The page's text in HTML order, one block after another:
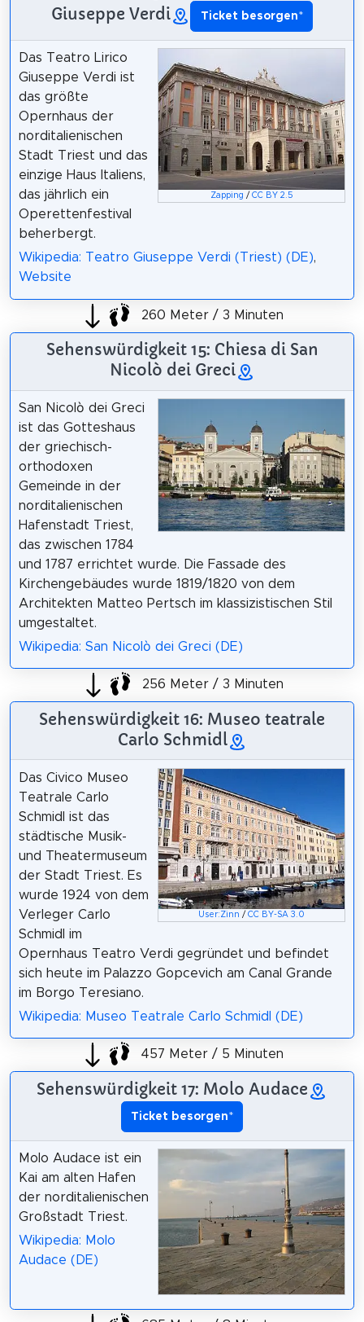
Giuseppe Verdi
Ticket besorgen*
Zapping / CC BY 2.5
Das Teatro Lirico
Giuseppe Verdi ist
das größte
Opernhaus der
norditalienischen
Stadt Triest und das
einzige Haus Italiens,
das jährlich ein
Operettenfestival
beherbergt.
Wikipedia: Teatro Giuseppe Verdi (Triest) (DE),
Website
260 Meter / 3 Minuten
Sehenswürdigkeit 15: Chiesa di San
Nicolò dei Greci
San Nicolò dei Greci
ist das Gotteshaus
der griechisch-
orthodoxen
Gemeinde in der
norditalienischen
Hafenstadt Triest,
das zwischen 1784
und 1787 errichtet wurde. Die Fassade des
Kirchengebäudes wurde 1819/1820 von dem
Architekten Matteo Pertsch im klassizistischen Stil
umgestaltet.
Wikipedia: San Nicolò dei Greci (DE)
256 Meter / 3 Minuten
Sehenswürdigkeit 16: Museo teatrale
Carlo Schmidl
User:Zinn /CC BY-SA 3.0
Das Civico Museo
Teatrale Carlo
Schmidl ist das
städtische Musik-
und Theatermuseum
der Stadt Triest. Es
wurde 1924 von dem
Verleger Carlo
Schmidl im
Opernhaus Teatro Verdi gegründet und befindet
sich heute im Palazzo Gopcevich am Canal Grande
im Borgo Teresiano.
Wikipedia: Museo Teatrale Carlo Schmidl (DE)
457 Meter / 5 Minuten
Sehenswürdigkeit 17: Molo Audace
Ticket besorgen*
Molo Audace ist ein
Kai am alten Hafen
der norditalienischen
Großstadt Triest.
Wikipedia: Molo
Audace (DE)